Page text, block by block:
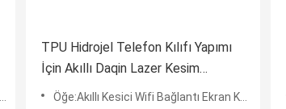
TPU Hidrojel Telefon Kılıfı Yapımı
İçin Akıllı Daqin Lazer Kesim
Makinesi
Öğe:Akıllı Kesici Wifi Bağlantı Ekran Koruyucu Lazer Kesim Makinesi TPU Hidrojel Kesme Makinesi